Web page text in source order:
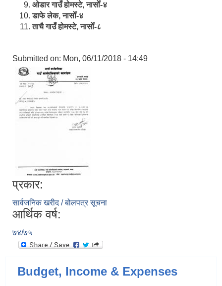
ओ‍‍‌डार गाउँ होमस्टे, नासोँ-४
डाफे लेक, नासोँ-४
ताचै गाउँ होमस्टे, नासोँ-८
Submitted on: Mon, 06/11/2018 - 14:49
प्रकार:
सार्वजनिक खरीद / बोलपत्र सूचना
आर्थिक वर्ष:
७४/७५
Budget, Income & Expenses